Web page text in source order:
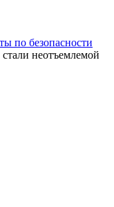
по безопасности
неотъемлемой